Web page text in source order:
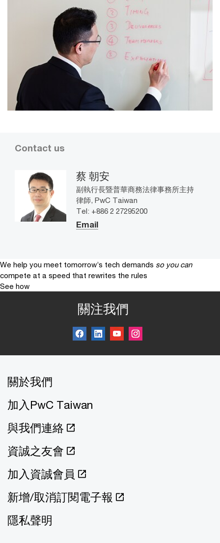
Contact us
蔡 朝安
副執行長暨普華商務法律事務所主持
律師, PwC Taiwan
Tel: +886 2 27295200
Email
We help you meet tomorrow’s tech demands so you can
compete at a speed that rewrites the rules
See how
關注我們
關於我們
加入PwC Taiwan
與我們連絡
資誠之友會
加入資誠會員
新增/取消訂閱電子報
隱私聲明